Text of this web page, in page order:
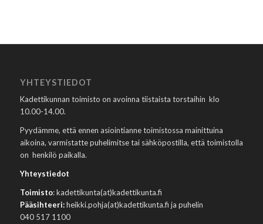
YHTEYSTIEDOT
Kadettikunnan toimisto on avoinna tiistaista torstaihin klo
10.00-14.00.
Pyydämme, että ennen asiointianne toimistossa mainittuina
aikoina, varmistatte puhelimitse tai sähköpostilla, että toimistolla
on henkilö paikalla.
Yhteystiedot
Toimisto: kadettikunta(at)kadettikunta.fi
Pääsihteeri:heikki.pohja(at)kadettikunta.fi ja puhelin
040 517 1100